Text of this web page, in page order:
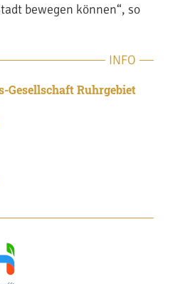
bewegen können“, so
INFO
Gesellschaft Ruhrgebiet